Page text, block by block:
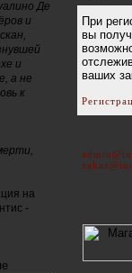
Де
и
и
а не
к
на
-
При
вы
ваших